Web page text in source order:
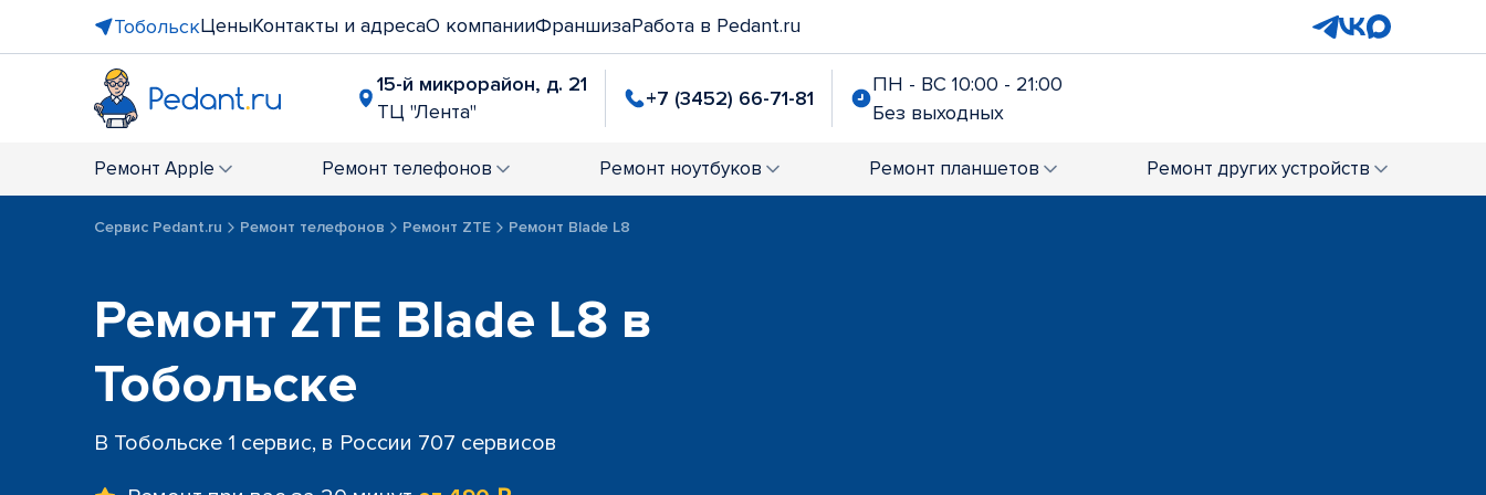
ТобольскЦеныКонтакты и адресаО компанииФраншизаРабота в Pedant.ru
15-й микрорайон, д. 21
ТЦ "Лента"
+7 (3452) 66-71-81
ПН - ВС 10:00 - 21:00
Без выходных
Ремонт Apple Ремонт телефонов Ремонт ноутбуков Ремонт планшетов Ремонт других устройств
Сервис Pedant.ru Ремонт телефонов Ремонт ZTE Ремонт Blade L8
Ремонт ZTE Blade L8 в
Тобольске
В Тобольске 1 сервис, в России 707 сервисов